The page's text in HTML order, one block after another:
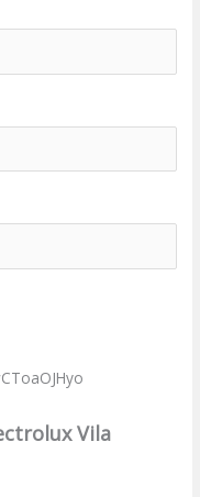
Vila